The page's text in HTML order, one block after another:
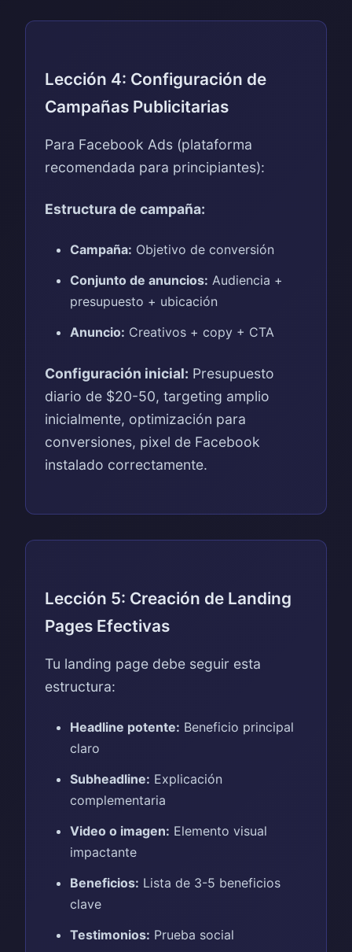
Lección 4: Configuración de
Campañas Publicitarias
Para Facebook Ads (plataforma
recomendada para principiantes):
Estructura de campaña:
Campaña: Objetivo de conversión
Conjunto de anuncios: Audiencia +
presupuesto + ubicación
Anuncio: Creativos + copy + CTA
Configuración inicial: Presupuesto
diario de $20-50, targeting amplio
inicialmente, optimización para
conversiones, pixel de Facebook
instalado correctamente.
Lección 5: Creación de Landing
Pages Efectivas
Tu landing page debe seguir esta
estructura:
Headline potente: Beneficio principal
claro
Subheadline: Explicación
complementaria
Video o imagen: Elemento visual
impactante
Beneficios: Lista de 3-5 beneficios
clave
Testimonios: Prueba social